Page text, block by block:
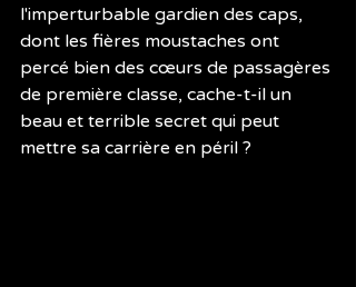
l'imperturbable gardien des caps,
dont les fières moustaches ont
percé bien des cœurs de passagères
de première classe, cache-t-il un
beau et terrible secret qui peut
mettre sa carrière en péril ?